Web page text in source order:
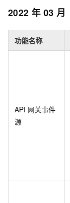
2022 年 03 月
功能名称
API 网关事件
源